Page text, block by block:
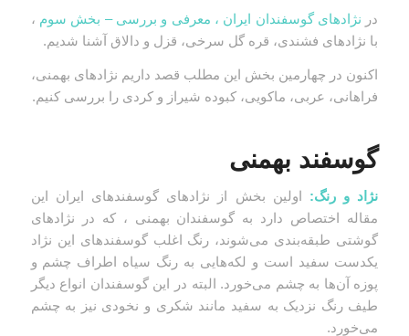
در نژادهای گوسفندان ایران ، معرفی و بررسی – بخش سوم ،
با نژادهای فشندی، قره گل سرخی، قزل و دالاق آشنا شدیم.
اکنون در چهارمین بخش این مطلب قصد داریم نژادهای بهمنی،
فراهانی، عربی، ماکویی، کبوده شیراز و کردی را بررسی کنیم.
گوسفند بهمنی
نژاد و رنگ: اولین بخش از نژادهای گوسفندهای ایران این
مقاله اختصاص دارد به گوسفندان بهمنی ، که در نژادهای
گوشتی طبقه‌بندی می‌شوند، رنگ اغلب گوسفندهای این نژاد
یکدست سفید است و لکه‌هایی به رنگ سیاه اطراف چشم و
پوزه آن‌ها به چشم می‌خورد. البته در این گوسفندان انواع دیگر
طیف رنگ نزدیک به سفید مانند شکری و نخودی نیز به چشم
می‌خورد.